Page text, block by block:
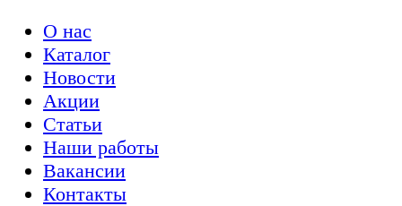
О нас
Каталог
Новости
Акции
Статьи
Наши работы
Вакансии
Контакты